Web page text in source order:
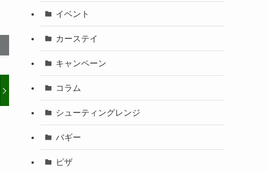
イベント
カーステイ
キャンペーン
コラム
シューティングレンジ
バギー
ピザ